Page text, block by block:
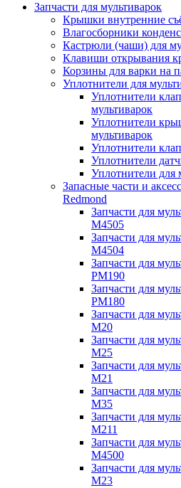
Запчасти для мультиварок
Крышки внутренние
Влагосборники
Кастрюли (чаши) для
Клавиши открывания
Корзины для варки на
Уплотнители для
Уплотнители
мультиварок
Уплотнители
мультиварок
Уплотнители
Уплотнители
Уплотнители для
Запасные части и
Redmond
Запчасти для
M4505
Запчасти для
M4504
Запчасти для
PM190
Запчасти для
PM180
Запчасти для
M20
Запчасти для
M25
Запчасти для
M21
Запчасти для
M35
Запчасти для
M211
Запчасти для
M4500
Запчасти для
M23